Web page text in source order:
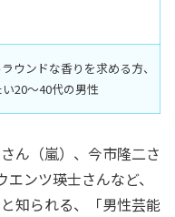
ウンドな香りを求める方、
20〜40代の男性
ん（嵐）、今市隆二さ
ンツ瑛士さんなど、
知られる、「男性芸能